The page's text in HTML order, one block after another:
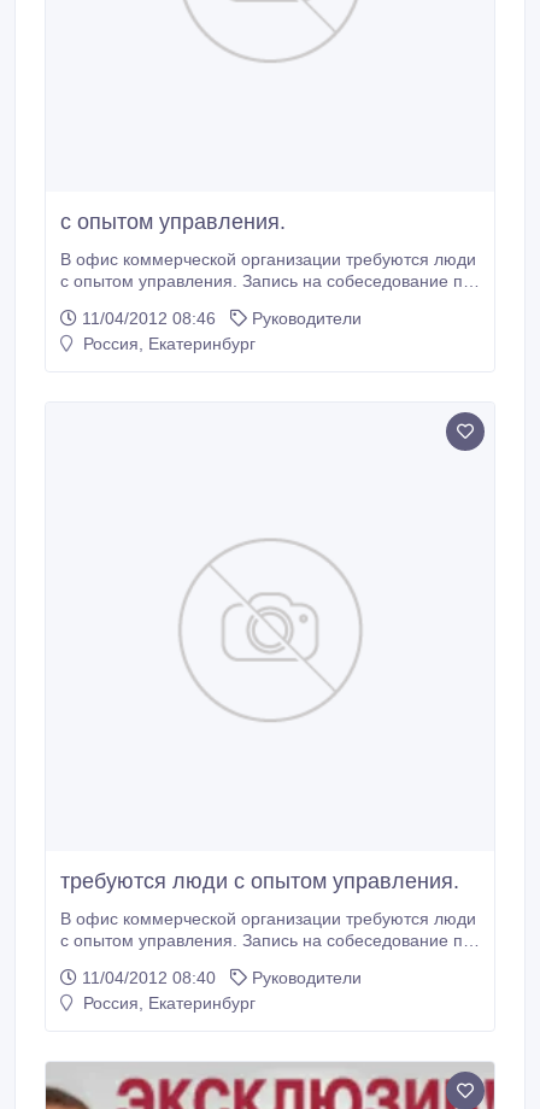
с опытом управления.
В офис коммерческой организации требуются люди
с опытом управления. Запись на собеседование по
11/04/2012 08:46
Руководители
Россия, Екатеринбург
требуются люди с опытом управления.
В офис коммерческой организации требуются люди
с опытом управления. Запись на собеседование по
11/04/2012 08:40
Руководители
Россия, Екатеринбург